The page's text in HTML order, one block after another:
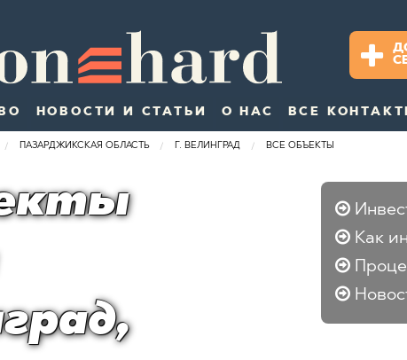
НОВОСТИ И СТАТЬИ О НАС ВСЕ
ПАЗАРДЖИКСКАЯ ОБЛАСТЬ Г. ВЕЛИНГРАД ВСЕ ОБЪЕКТЫ
Как